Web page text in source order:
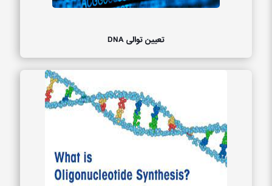
تعیین توالی DNA